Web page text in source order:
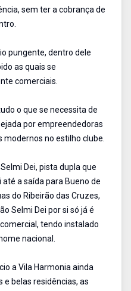
sem ter a cobrança de
pungente, dentro dele
as quais se
comerciais.
o que se necessita de
por empreendedoras
no estilho clube.
Dei, pista dupla que
a saída para Bueno de
do Ribeirão das Cruzes,
Selmi Dei por si só já é
tendo instalado
nacional.
a Vila Harmonia ainda
e belas residências, as